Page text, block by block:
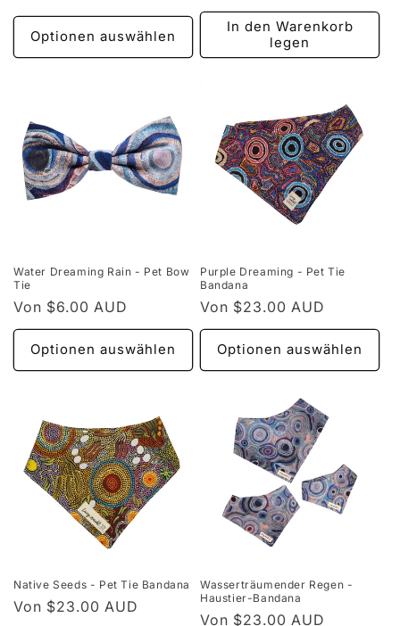
Optionen auswählen
Preis
In den Warenkorb
legen
Water Dreaming Rain - Pet Bow
Tie
Normaler
Preis
Von $6.00 AUD
Optionen auswählen
Purple Dreaming - Pet Tie
Bandana
Normaler
Preis
Von $23.00 AUD
Optionen auswählen
Native Seeds - Pet Tie Bandana
Normaler
Von $23.00 AUD
Wasserträumender Regen -
Haustier-Bandana
Normaler
Von $23.00 AUD